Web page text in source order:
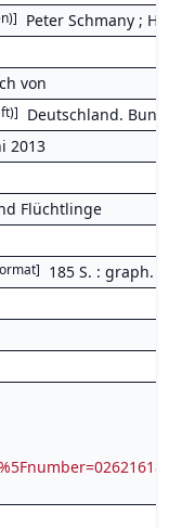
] Peter Schmany ;
von
] Deutschland.
2013
Flüchtlinge
] 185 S. : graph.